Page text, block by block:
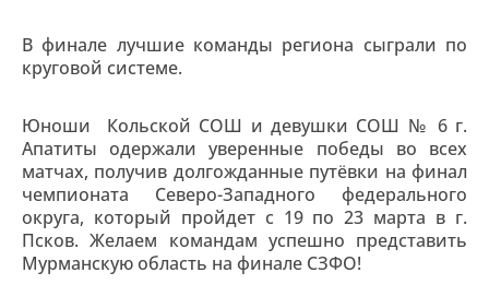
В финале лучшие команды региона сыграли по
круговой системе.
Юноши Кольской СОШ и девушки СОШ № 6 г.
Апатиты одержали уверенные победы во всех
матчах, получив долгожданные путёвки на финал
чемпионата Северо-Западного федерального
округа, который пройдет с 19 по 23 марта в г.
Псков. Желаем командам успешно представить
Мурманскую область на финале СЗФО!